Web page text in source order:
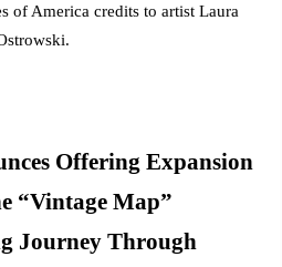
of America credits to artist Laura
Offering Expansion
“Vintage Map”
Journey Through